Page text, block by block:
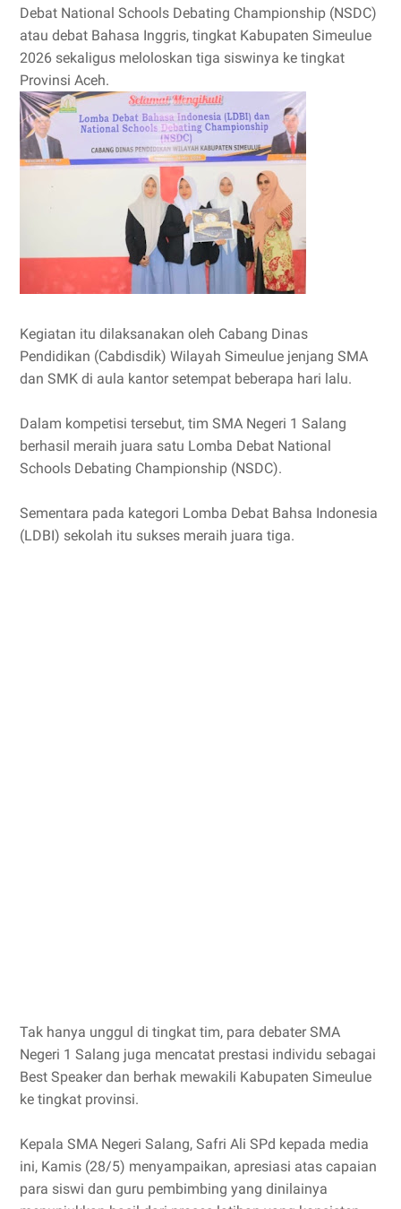
Debat National Schools Debating Championship (NSDC)
atau debat Bahasa Inggris, tingkat Kabupaten Simeulue
2026 sekaligus meloloskan tiga siswinya ke tingkat
Provinsi Aceh.
Kegiatan itu dilaksanakan oleh Cabang Dinas
Pendidikan (Cabdisdik) Wilayah Simeulue jenjang SMA
dan SMK di aula kantor setempat beberapa hari lalu.
Dalam kompetisi tersebut, tim SMA Negeri 1 Salang
berhasil meraih juara satu Lomba Debat National
Schools Debating Championship (NSDC).
Sementara pada kategori Lomba Debat Bahsa Indonesia
(LDBI) sekolah itu sukses meraih juara tiga.
Tak hanya unggul di tingkat tim, para debater SMA
Negeri 1 Salang juga mencatat prestasi individu sebagai
Best Speaker dan berhak mewakili Kabupaten Simeulue
ke tingkat provinsi.
Kepala SMA Negeri Salang, Safri Ali SPd kepada media
ini, Kamis (28/5) menyampaikan, apresiasi atas capaian
para siswi dan guru pembimbing yang dinilainya